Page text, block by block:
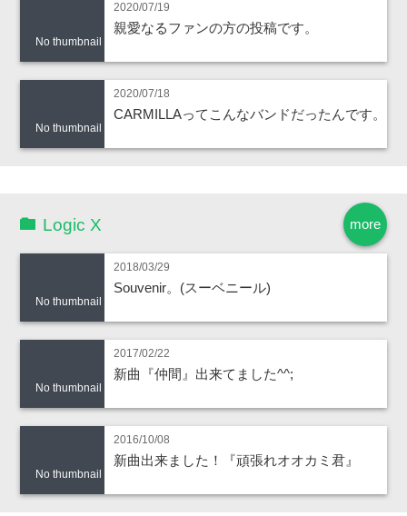
No thumbnail
2020/07/19
親愛なるファンの方の投稿です。
No thumbnail
2020/07/18
CARMILLAってこんなバンドだったんです。
more
Logic X
No thumbnail
2018/03/29
Souvenir。(スーベニール)
No thumbnail
2017/02/22
新曲『仲間』出来てました^^;
No thumbnail
2016/10/08
新曲出来ました！『頑張れオオカミ君』